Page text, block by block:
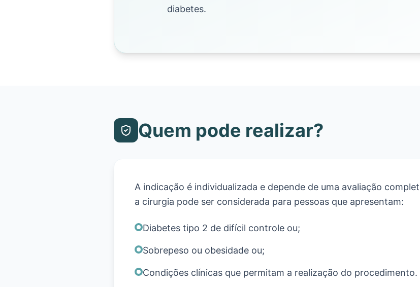
diabetes.
Quem pode realizar?
A indicação é individualizada e depende de uma avaliação
a cirurgia pode ser considerada para pessoas que apresentam:
Diabetes tipo 2 de difícil controle ou;
Sobrepeso ou obesidade ou;
Condições clínicas que permitam a realização do procedimento.